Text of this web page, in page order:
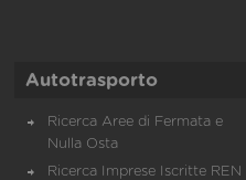
Autotrasporto
Ricerca Aree di Fermata e
Nulla Osta
Ricerca Imprese Iscritte REN